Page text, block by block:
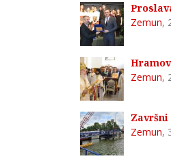
Zemun,
Zemun,
Završni
Zemun,